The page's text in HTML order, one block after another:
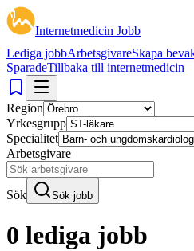
Internetmedicin Jobb
Lediga jobbArbetsgivareSkapa
SparadeTillbaka till internetmedicin
Region
Yrkesgrupp
Specialitet
Arbetsgivare
Sök Sök jobb
0 lediga jobb